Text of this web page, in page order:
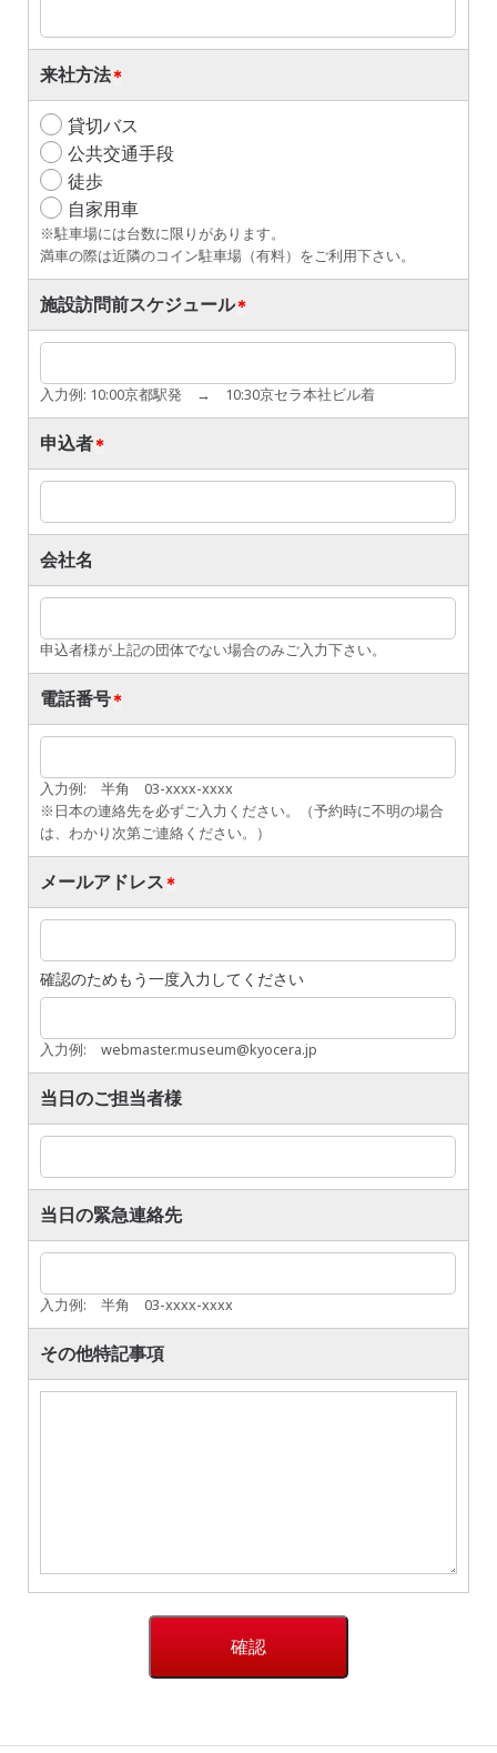
来社方法
貸切バス
公共交通手段
徒歩
自家用車
※駐車場には台数に限りがあります。
満車の際は近隣のコイン駐車場（有料）をご利用下さい。
施設訪問前スケジュール
入力例: 10:00京都駅発 → 10:30京セラ本社ビル着
申込者
会社名
申込者様が上記の団体でない場合のみご入力下さい。
電話番号
入力例: 半角 03-xxxx-xxxx
※日本の連絡先を必ずご入力ください。（予約時に不明の場合
は、わかり次第ご連絡ください。）
メールアドレス
確認のためもう一度入力してください
入力例: webmaster.museum@kyocera.jp
当日のご担当者様
当日の緊急連絡先
入力例: 半角 03-xxxx-xxxx
その他特記事項